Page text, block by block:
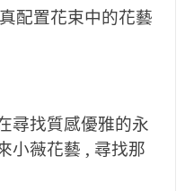
配置花束中的花藝
尋找質感優雅的永
小薇花藝 , 尋找那